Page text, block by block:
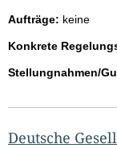
Aufträge: keine
Konkrete
Stellungnahmen/
Deutsche